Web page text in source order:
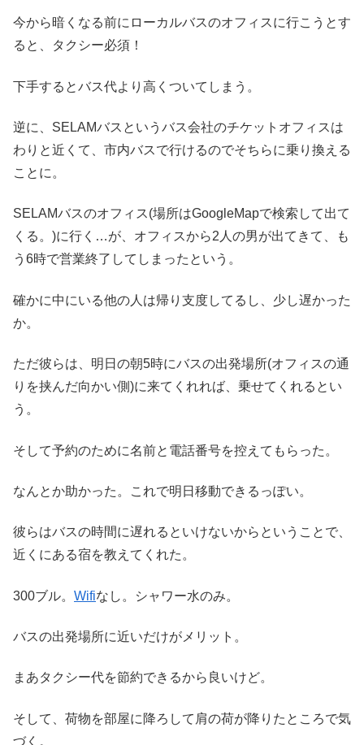
今から暗くなる前にローカルバスのオフィスに行こうとす
ると、タクシー必須！
下手するとバス代より高くついてしまう。
逆に、SELAMバスというバス会社のチケットオフィスは
わりと近くて、市内バスで行けるのでそちらに乗り換える
ことに。
SELAMバスのオフィス(場所はGoogleMapで検索して出て
くる。)に行く…が、オフィスから2人の男が出てきて、も
う6時で営業終了してしまったという。
確かに中にいる他の人は帰り支度してるし、少し遅かった
か。
ただ彼らは、明日の朝5時にバスの出発場所(オフィスの通
りを挟んだ向かい側)に来てくれれば、乗せてくれるとい
う。
そして予約のために名前と電話番号を控えてもらった。
なんとか助かった。これで明日移動できるっぽい。
彼らはバスの時間に遅れるといけないからということで、
近くにある宿を教えてくれた。
300ブル。 Wifiなし。シャワー水のみ。
バスの出発場所に近いだけがメリット。
まあタクシー代を節約できるから良いけど。
そして、荷物を部屋に降ろして肩の荷が降りたところで気
づく。